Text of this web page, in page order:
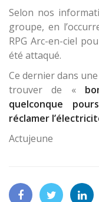
Selon nos
groupe, en
RPG Arc-en-ciel
été attaqué.
Ce dernier dans
trouver de «
quelconque
réclamer
Actujeune